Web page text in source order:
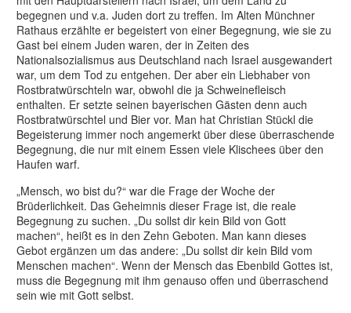
begegnen und v.a. Juden dort zu treffen. Im Alten Münchner
Rathaus erzählte er begeistert von einer Begegnung, wie sie zu
Gast bei einem Juden waren, der in Zeiten des
Nationalsozialismus aus Deutschland nach Israel ausgewandert
war, um dem Tod zu entgehen. Der aber ein Liebhaber von
Rostbratwürschteln war, obwohl die ja Schweinefleisch
enthalten. Er setzte seinen bayerischen Gästen denn auch
Rostbratwürschtel und Bier vor. Man hat Christian Stückl die
Begeisterung immer noch angemerkt über diese überraschende
Begegnung, die nur mit einem Essen viele Klischees über den
Haufen warf.
„Mensch, wo bist du?“ war die Frage der Woche der
Brüderlichkeit. Das Geheimnis dieser Frage ist, die reale
Begegnung zu suchen. „Du sollst dir kein Bild von Gott
machen“, heißt es in den Zehn Geboten. Man kann dieses
Gebot ergänzen um das andere: „Du sollst dir kein Bild vom
Menschen machen“. Wenn der Mensch das Ebenbild Gottes ist,
muss die Begegnung mit ihm genauso offen und überraschend
sein wie mit Gott selbst.